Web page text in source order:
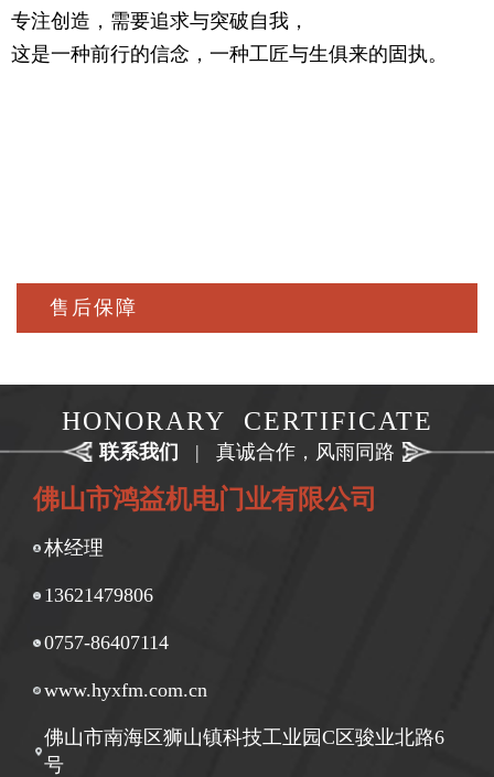
专注创造，需要追求与突破自我，
这是一种前行的信念，一种工匠与生俱来的固执。
满足你对时尚的追求，更提供一个舒适的生活条件，
随意的生活理念，诗语大气，气宇轩昂。
专注创造，需要追求与突破自我，
这是一种前行的信念，一种工匠与生俱来的固执。
售后保障
HONORARY CERTIFICATE
联系我们 | 真诚合作，风雨同路
佛山市鸿益机电门业有限公司
林经理
13621479806
0757-86407114
www.hyxfm.com.cn
佛山市南海区狮山镇科技工业园C区骏业北路6
号